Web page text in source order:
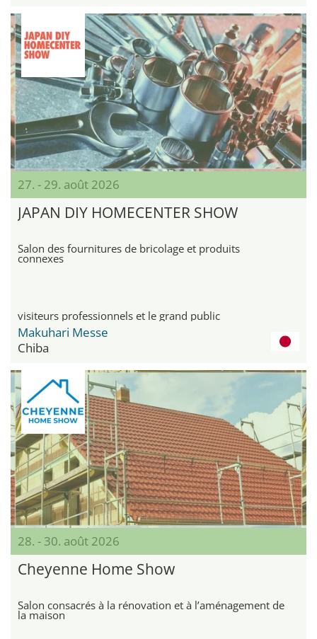
27. - 29. août 2026
JAPAN DIY HOMECENTER SHOW
Salon des fournitures de bricolage et produits
connexes
visiteurs professionnels et le grand public
Makuhari Messe
Chiba
28. - 30. août 2026
Cheyenne Home Show
Salon consacrés à la rénovation et à l’aménagement de
la maison